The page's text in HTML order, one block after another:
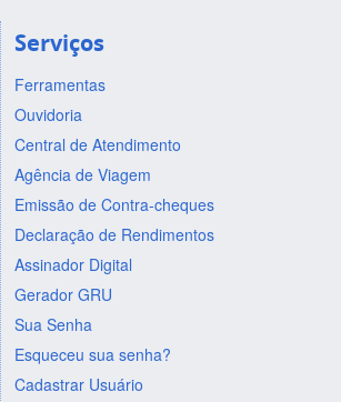
Serviços
Ferramentas
Ouvidoria
Central de Atendimento
Agência de Viagem
Emissão de Contra-cheques
Declaração de Rendimentos
Assinador Digital
Gerador GRU
Sua Senha
Esqueceu sua senha?
Cadastrar Usuário